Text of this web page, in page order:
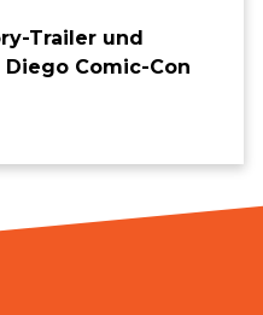
Trailer und
Comic-Con